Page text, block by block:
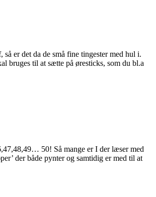
er det da de små fine tingester med hul i.
bruges til at sætte på øresticks, som du bl.a
50! Så mange er I der læser med
der både pynter og samtidig er med til at